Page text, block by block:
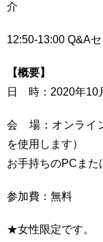
介
12:50-13:00 Q&A
【概要】
日 時：2020年10
会 場：オンライ
を使用します）
お手持ちのPCまた
参加費：無料
★女性限定です。